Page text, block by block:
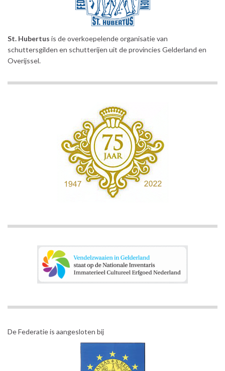
St. Hubertus is de overkoepelende organisatie van
schuttersgilden en schutterijen uit de provincies Gelderland en
Overijssel.
De Federatie is aangesloten bij